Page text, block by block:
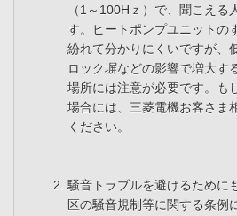
（1～100Hｚ）で、聞こえる
す。ヒートポンプユニットの
紛れて分かりにくいですが、
ロック塀などの影響で増大す
場所には注意が必要です。も
場合には、三菱電機お客さま
ください。
騒音トラブルを避けるために
区の騒音規制等に関する条例